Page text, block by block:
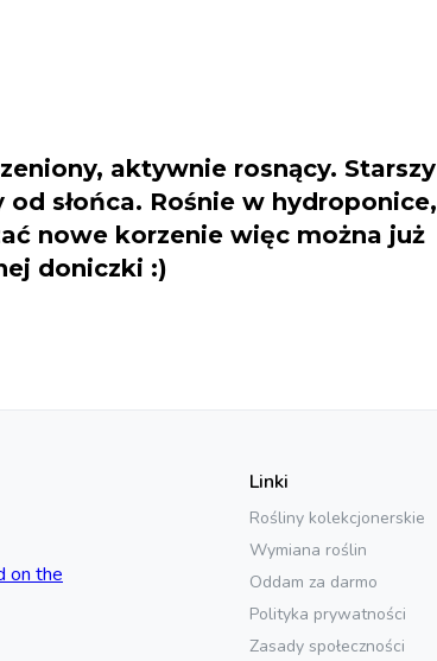
aktywnie rosnący. Starszy
słońca. Rośnie w hydroponice,
nowe korzenie więc można już
doniczki :)
Linki
Rośliny kolekcjonerskie
Wymiana roślin
Oddam za darmo
Polityka prywatności
Zasady społeczności